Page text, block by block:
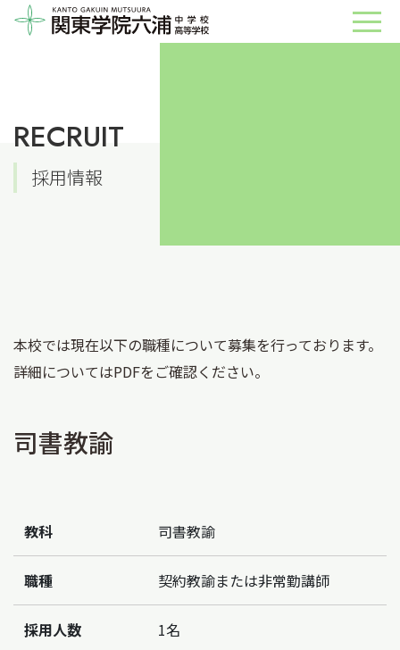
RECRUIT
採用情報
本校では現在以下の職種について募集を行っております。
詳細についてはPDFをご確認ください。
司書教諭
教科 司書教諭
職種 契約教諭または非常勤講師
採用人数 1名